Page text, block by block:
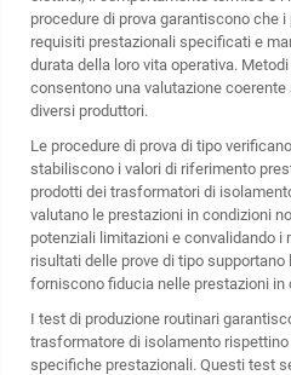
procedure di prova garantiscono che
requisiti prestazionali specificati e
durata della loro vita operativa.
consentono una valutazione
diversi produttori.
Le procedure di prova di tipo
stabiliscono i valori di riferimento
prodotti dei trasformatori di
valutano le prestazioni in condizioni
potenziali limitazioni e convalidando i
risultati delle prove di tipo
forniscono fiducia nelle prestazioni in
I test di produzione routinari
trasformatore di isolamento
specifiche prestazionali. Questi test